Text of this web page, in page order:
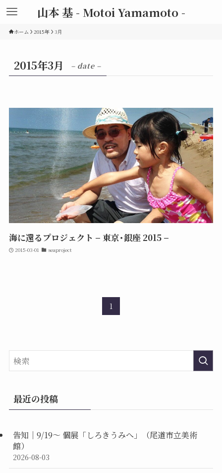
山本 基 - Motoi Yamamoto -
ホーム 2015年 3月
2015年3月 – date –
海に還るプロジェクト – 東京･銀座 2015 –
2015-03-01 seaproject
1
最近の投稿
告知｜9/19〜 個展「しろきうみへ」（尾道市立美術
館）
2026-08-03